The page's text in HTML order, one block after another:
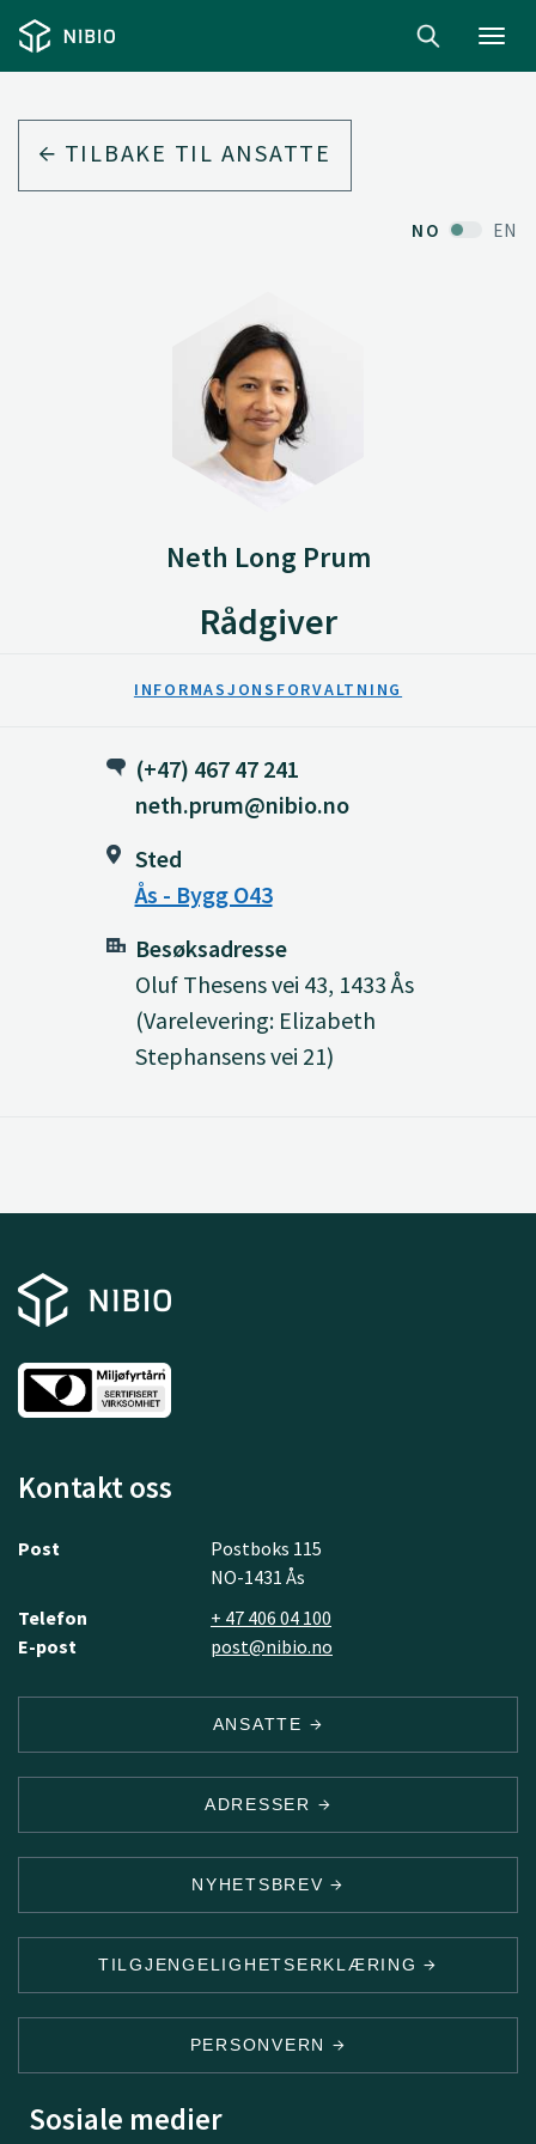
TILBAKE TIL ANSATTE
NO EN
Neth Long Prum
Rådgiver
INFORMASJONSFORVALTNING
(+47) 467 47 241
neth.prum@nibio.no
Sted
Ås - Bygg O43
Besøksadresse
Oluf Thesens vei 43, 1433 Ås
(Varelevering: Elizabeth
Stephansens vei 21)
Kontakt oss
Post
Postboks 115
NO-1431 Ås
Telefon
+ 47 406 04 100
E-post
post@nibio.no
ANSATTE
ADRESSER
NYHETSBREV
TILGJENGELIGHETSERKLÆRING
PERSONVERN
Sosiale medier